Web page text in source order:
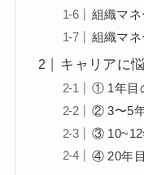
組織マネ
組織マ
キャリアに
① 1年目
② 3〜5
③ 10~12
④ 20年